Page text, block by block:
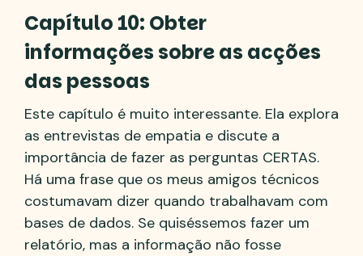
Capítulo 10: Obter
informações sobre as acções
das pessoas
Este capítulo é muito interessante. Ela explora
as entrevistas de empatia e discute a
importância de fazer as perguntas CERTAS.
Há uma frase que os meus amigos técnicos
costumavam dizer quando trabalhavam com
bases de dados. Se quiséssemos fazer um
relatório, mas a informação não fosse